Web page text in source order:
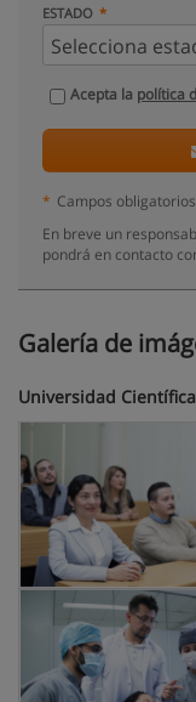
ESTADO
Acepta la política
* Campos obligatorios
En breve un
pondrá en contacto
Galería de
Universidad